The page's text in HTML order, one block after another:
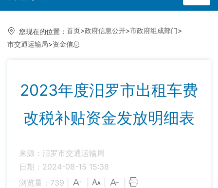
您现在的位置： 首页>政府信息公开>市政府组成部门>
市交通运输局>资金信息
2023年度汨罗市出租车费
改税补贴资金发放明细表
来源：汨罗市交通运输局
日期：2024-08-15 15:38
浏览量： 739